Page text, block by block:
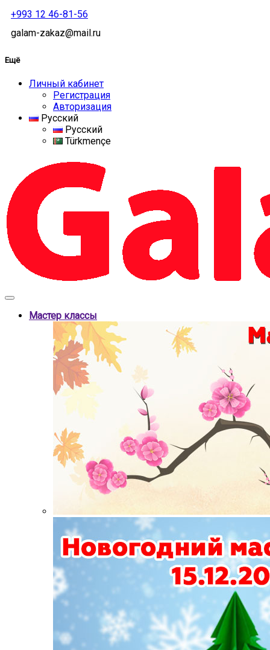
+993 12 46-81-56
galam-zakaz@mail.ru
Ещё
Личный кабинет
Регистрация
Авторизация
Русский
Русский
Türkmençe
Мастер классы